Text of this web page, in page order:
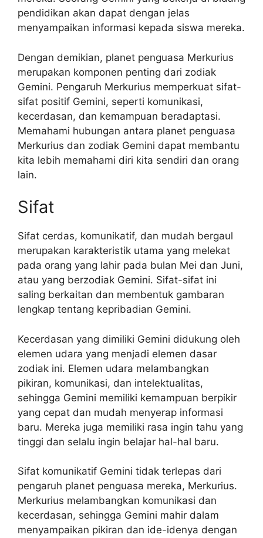
pendidikan akan dapat dengan jelas
menyampaikan informasi kepada siswa mereka.
Dengan demikian, planet penguasa Merkurius
merupakan komponen penting dari zodiak
Gemini. Pengaruh Merkurius memperkuat sifat-
sifat positif Gemini, seperti komunikasi,
kecerdasan, dan kemampuan beradaptasi.
Memahami hubungan antara planet penguasa
Merkurius dan zodiak Gemini dapat membantu
kita lebih memahami diri kita sendiri dan orang
lain.
Sifat
Sifat cerdas, komunikatif, dan mudah bergaul
merupakan karakteristik utama yang melekat
pada orang yang lahir pada bulan Mei dan Juni,
atau yang berzodiak Gemini. Sifat-sifat ini
saling berkaitan dan membentuk gambaran
lengkap tentang kepribadian Gemini.
Kecerdasan yang dimiliki Gemini didukung oleh
elemen udara yang menjadi elemen dasar
zodiak ini. Elemen udara melambangkan
pikiran, komunikasi, dan intelektualitas,
sehingga Gemini memiliki kemampuan berpikir
yang cepat dan mudah menyerap informasi
baru. Mereka juga memiliki rasa ingin tahu yang
tinggi dan selalu ingin belajar hal-hal baru.
Sifat komunikatif Gemini tidak terlepas dari
pengaruh planet penguasa mereka, Merkurius.
Merkurius melambangkan komunikasi dan
kecerdasan, sehingga Gemini mahir dalam
menyampaikan pikiran dan ide-idenya dengan